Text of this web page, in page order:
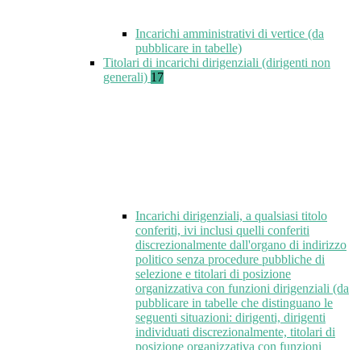
Incarichi amministrativi di vertice (da
pubblicare in tabelle)
Titolari di incarichi dirigenziali (dirigenti non
generali) 17
Incarichi dirigenziali, a qualsiasi titolo
conferiti, ivi inclusi quelli conferiti
discrezionalmente dall'organo di indirizzo
politico senza procedure pubbliche di
selezione e titolari di posizione
organizzativa con funzioni dirigenziali (da
pubblicare in tabelle che distinguano le
seguenti situazioni: dirigenti, dirigenti
individuati discrezionalmente, titolari di
posizione organizzativa con funzioni